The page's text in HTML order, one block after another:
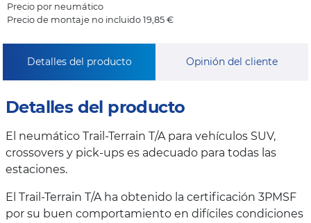
Precio por neumático
Precio de montaje no incluido 19,85 €
Detalles del producto Opinión del cliente
Detalles del producto
El neumático Trail-Terrain T/A para vehículos SUV,
crossovers y pick-ups es adecuado para todas las
estaciones.
El Trail-Terrain T/A ha obtenido la certificación 3PMSF
por su buen comportamiento en difíciles condiciones